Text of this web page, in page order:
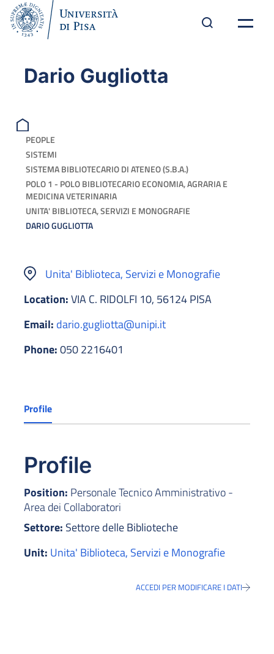
Dario Gugliotta
PEOPLE
SISTEMI
SISTEMA BIBLIOTECARIO DI ATENEO (S.B.A.)
POLO 1 - POLO BIBLIOTECARIO ECONOMIA, AGRARIA E
MEDICINA VETERINARIA
UNITA' BIBLIOTECA, SERVIZI E MONOGRAFIE
DARIO GUGLIOTTA
Unita' Biblioteca, Servizi e Monografie
Location:VIA C. RIDOLFI 10, 56124 PISA
Email: dario.gugliotta@unipi.it
Phone:050 2216401
Profile
Profile
Position: Personale Tecnico Amministrativo -
Area dei Collaboratori
Settore: Settore delle Biblioteche
Unit: Unita' Biblioteca, Servizi e Monografie
ACCEDI PER MODIFICARE I DATI